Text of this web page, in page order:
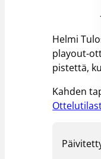
Helmi
playout-
pistettä,
Kahden